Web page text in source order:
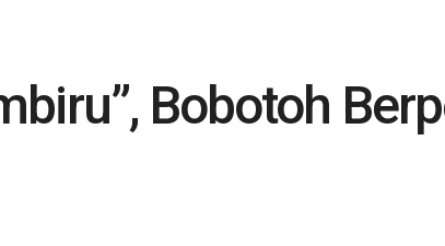
Bobotoh